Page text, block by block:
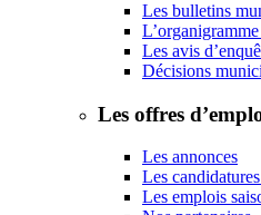
Les bulletins
Les avis
Décisions
Les offres
Les annonces
Les
Les emplois